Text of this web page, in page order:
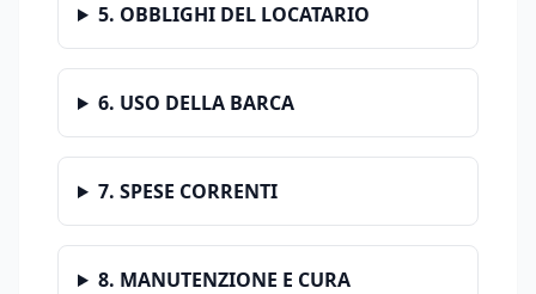
5. OBBLIGHI DEL LOCATARIO
6. USO DELLA BARCA
7. SPESE CORRENTI
8. MANUTENZIONE E CURA